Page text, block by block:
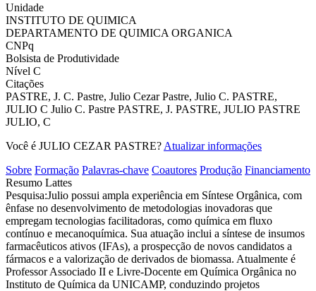
Unidade
INSTITUTO DE QUIMICA
DEPARTAMENTO DE QUIMICA ORGANICA
CNPq
Bolsista de Produtividade
Nível C
Citações
PASTRE, J. C. Pastre, Julio Cezar Pastre, Julio C. PASTRE,
JULIO C Julio C. Pastre PASTRE, J. PASTRE, JULIO PASTRE
JULIO, C
Você é JULIO CEZAR PASTRE? Atualizar informações
Sobre Formação Palavras-chave Coautores Produção Financiamento
Resumo Lattes
Pesquisa:Julio possui ampla experiência em Síntese Orgânica, com
ênfase no desenvolvimento de metodologias inovadoras que
empregam tecnologias facilitadoras, como química em fluxo
contínuo e mecanoquímica. Sua atuação inclui a síntese de insumos
farmacêuticos ativos (IFAs), a prospecção de novos candidatos a
fármacos e a valorização de derivados de biomassa. Atualmente é
Professor Associado II e Livre-Docente em Química Orgânica no
Instituto de Química da UNICAMP, conduzindo projetos